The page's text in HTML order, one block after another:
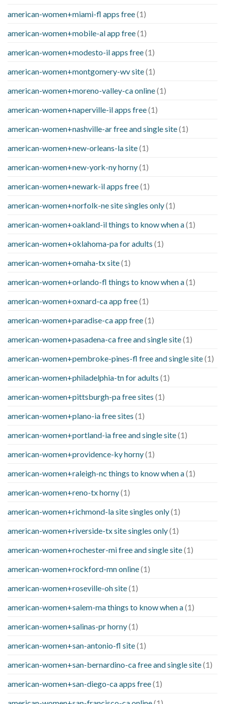
american-women+miami-fl apps free(1)
american-women+mobile-al app free(1)
american-women+modesto-il apps free(1)
american-women+montgomery-wv site(1)
american-women+moreno-valley-ca online(1)
american-women+naperville-il apps free(1)
american-women+nashville-ar free and single site(1)
american-women+new-orleans-la site(1)
american-women+new-york-ny horny(1)
american-women+newark-il apps free(1)
american-women+norfolk-ne site singles only(1)
american-women+oakland-il things to know when a(1)
american-women+oklahoma-pa for adults (1)
american-women+omaha-tx site(1)
american-women+orlando-fl things to know when a(1)
american-women+oxnard-ca app free(1)
american-women+paradise-ca app free(1)
american-women+pasadena-ca free and single site(1)
american-women+pembroke-pines-fl free and single site(1)
american-women+philadelphia-tn for adults (1)
american-women+pittsburgh-pa free sites (1)
american-women+plano-ia free sites (1)
american-women+portland-ia free and single site(1)
american-women+providence-ky horny(1)
american-women+raleigh-nc things to know when a(1)
american-women+reno-tx horny(1)
american-women+richmond-la site singles only(1)
american-women+riverside-tx site singles only(1)
american-women+rochester-mi free and single site(1)
american-women+rockford-mn online(1)
american-women+roseville-oh site(1)
american-women+salem-ma things to know when a(1)
american-women+salinas-pr horny(1)
american-women+san-antonio-fl site(1)
american-women+san-bernardino-ca free and single site(1)
american-women+san-diego-ca apps free(1)